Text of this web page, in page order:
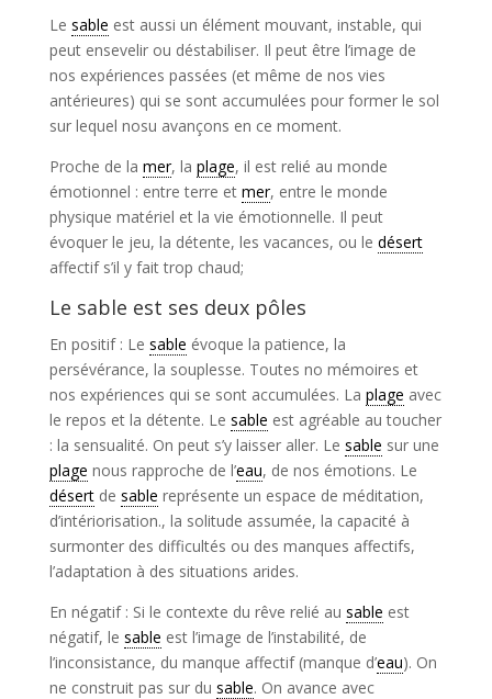
Le sable est aussi un élément mouvant, instable, qui
peut ensevelir ou déstabiliser. Il peut être l’image de
nos expériences passées (et même de nos vies
antérieures) qui se sont accumulées pour former le sol
sur lequel nosu avançons en ce moment.
Proche de la mer, la plage, il est relié au monde
émotionnel : entre terre et mer, entre le monde
physique matériel et la vie émotionnelle. Il peut
évoquer le jeu, la détente, les vacances, ou le désert
affectif s’il y fait trop chaud;
Le sable est ses deux pôles
En positif : Le sable évoque la patience, la
persévérance, la souplesse. Toutes no mémoires et
nos expériences qui se sont accumulées. La plage avec
le repos et la détente. Le sable est agréable au toucher
: la sensualité. On peut s’y laisser aller. Le sable sur une
plage nous rapproche de l’eau, de nos émotions. Le
désertde sable représente un espace de méditation,
d’intériorisation., la solitude assumée, la capacité à
surmonter des difficultés ou des manques affectifs,
l’adaptation à des situations arides.
En négatif : Si le contexte du rêve relié au sable est
négatif, le sable est l’image de l’instabilité, de
l’inconsistance, du manque affectif (manque d’eau). On
ne construit pas sur du sable. On avance avec